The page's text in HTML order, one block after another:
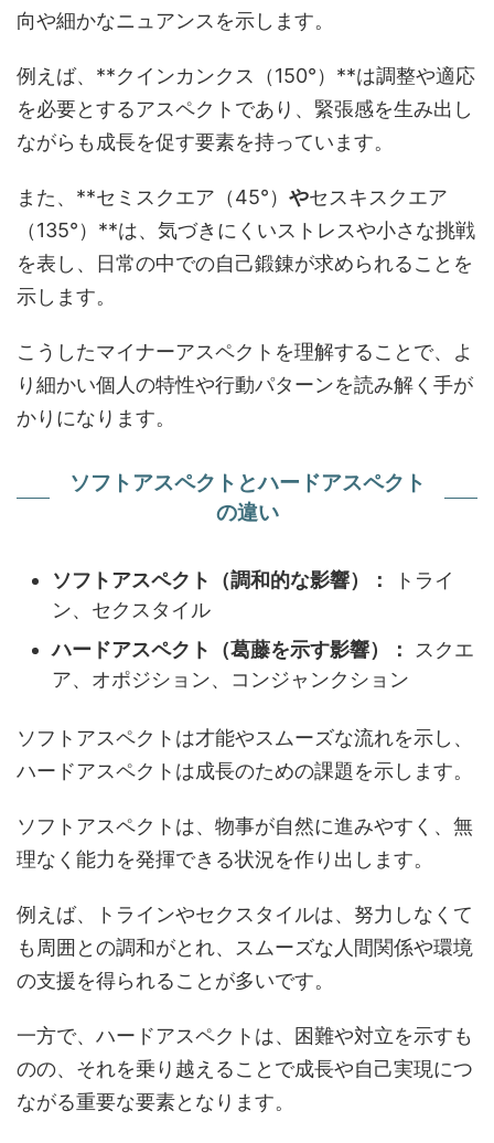
向や細かなニュアンスを示します。
例えば、**クインカンクス（150°）**は調整や適応
を必要とするアスペクトであり、緊張感を生み出し
ながらも成長を促す要素を持っています。
また、**セミスクエア（45°） やセスキスクエア
（135°）**は、気づきにくいストレスや小さな挑戦
を表し、日常の中での自己鍛錬が求められることを
示します。
こうしたマイナーアスペクトを理解することで、よ
り細かい個人の特性や行動パターンを読み解く手が
かりになります。
ソフトアスペクトとハードアスペクト
の違い
ソフトアスペクト（調和的な影響）：
トライ
ン、セクスタイル
ハードアスペクト（葛藤を示す影響）：
スクエ
ア、オポジション、コンジャンクション
ソフトアスペクトは才能やスムーズな流れを示し、
ハードアスペクトは成長のための課題を示します。
ソフトアスペクトは、物事が自然に進みやすく、無
理なく能力を発揮できる状況を作り出します。
例えば、トラインやセクスタイルは、努力しなくて
も周囲との調和がとれ、スムーズな人間関係や環境
の支援を得られることが多いです。
一方で、ハードアスペクトは、困難や対立を示すも
のの、それを乗り越えることで成長や自己実現につ
ながる重要な要素となります。